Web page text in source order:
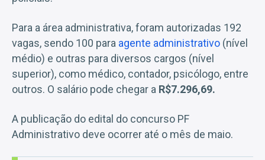
Para a área administrativa, foram autorizadas 192
vagas, sendo 100 para agente administrativo (nível
médio) e outras para diversos cargos (nível
superior), como médico, contador, psicólogo, entre
outros. O salário pode chegar a R$7.296,69.
A publicação do edital do concurso PF
Administrativo deve ocorrer até o mês de maio.